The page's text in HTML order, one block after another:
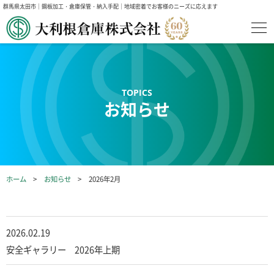
群馬県太田市｜鋼板加工・倉庫保管・納入手配｜地域密着でお客様のニーズに応えます
お知らせ
ホーム お知らせ 2026年2月
2026.02.19
安全ギャラリー 2026年上期